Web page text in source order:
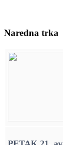
Naredna trka